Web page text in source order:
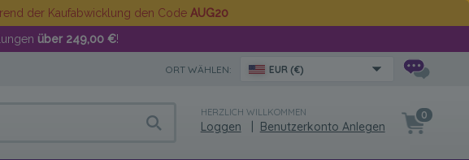
der Kaufabwicklung den Code AUG20
über 249,00 €!
ORT WÄHLEN: EUR (€)
HERZLICH WILLKOMMEN
Loggen Benutzerkonto Anlegen
0